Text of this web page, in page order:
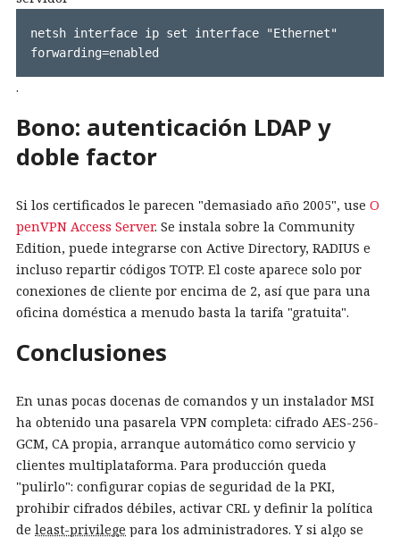
netsh interface ip set interface "Ethernet"
forwarding=enabled
.
Bono: autenticación LDAP y
doble factor
Si los certificados le parecen "demasiado año 2005", use O
penVPN Access Server. Se instala sobre la Community
Edition, puede integrarse con Active Directory, RADIUS e
incluso repartir códigos TOTP. El coste aparece solo por
conexiones de cliente por encima de 2, así que para una
oficina doméstica a menudo basta la tarifa "gratuita".
Conclusiones
En unas pocas docenas de comandos y un instalador MSI
ha obtenido una pasarela VPN completa: cifrado AES-256-
GCM, CA propia, arranque automático como servicio y
clientes multiplataforma. Para producción queda
"pulirlo": configurar copias de seguridad de la PKI,
prohibir cifrados débiles, activar CRL y definir la política
de least-privilege para los administradores. Y si algo se